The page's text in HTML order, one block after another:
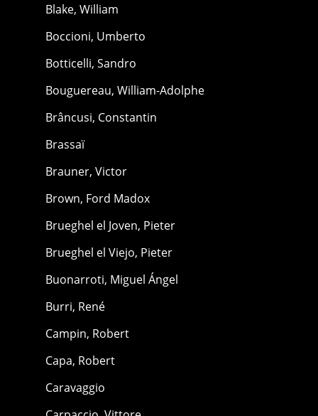
Blake, William
Boccioni, Umberto
Botticelli, Sandro
Bouguereau, William-Adolphe
Brâncusi, Constantin
Brassaï
Brauner, Victor
Brown, Ford Madox
Brueghel el Joven, Pieter
Brueghel el Viejo, Pieter
Buonarroti, Miguel Ángel
Burri, René
Campin, Robert
Capa, Robert
Caravaggio